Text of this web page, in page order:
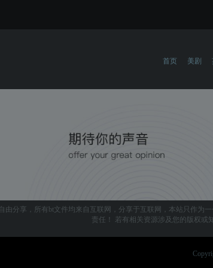
首页 美剧
由分享，所有bt文件均来自互联网，分享于互联网，本站只作为
责任！ 若有相关资源涉及您的版权或